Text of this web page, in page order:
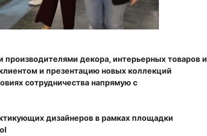
декора, интерьерных товаров и
и презентацию новых коллекций
сотрудничества напрямую с
дизайнеров в рамках площадки